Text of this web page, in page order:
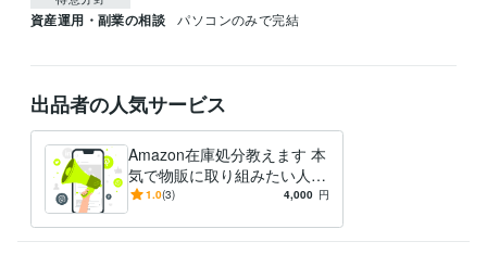
資産運用・副業の相談 パソコンのみで完結
出品者の人気サービス
Amazon在庫処分教えます 本
気で物販に取り組みたい人限
定1.0(3) 4,000 円